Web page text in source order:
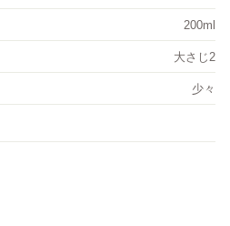
200ml
大さじ2
少々